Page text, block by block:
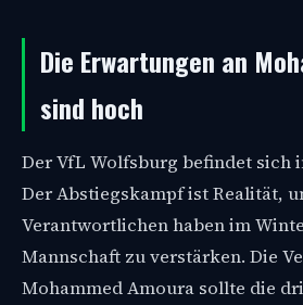
Die Erwartungen an
sind hoch
Der VfL Wolfsburg befindet sich
Der Abstiegskampf ist Realität,
Verantwortlichen haben im
Mannschaft zu verstärken. Die
Mohammed Amoura sollte die